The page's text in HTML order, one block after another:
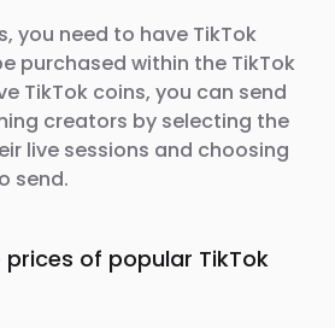
you need to have TikTok
purchased within the TikTok
TikTok coins, you can send
creators by selecting the
live sessions and choosing
send.
of popular TikTok